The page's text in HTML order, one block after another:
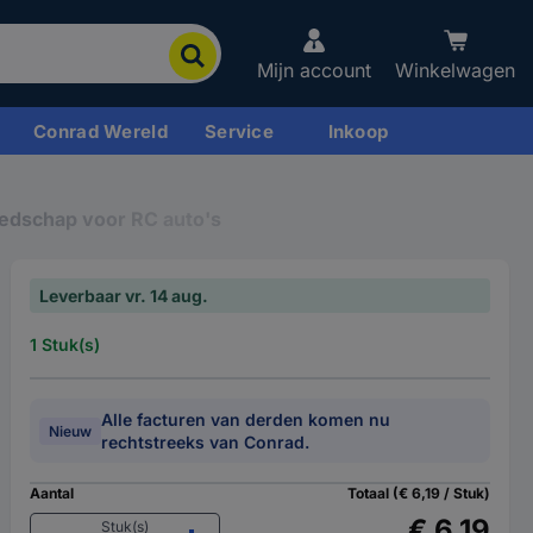
Mijn account Winkelwagen
Conrad Wereld Service Inkoop
voor RC auto's
Leverbaar vr. 14 aug.
1 Stuk(s)
Nieuw
Alle facturen van derden komen nu
rechtstreeks van Conrad.
Aantal
Stuk(s)
Totaal (€ 6,19 / Stuk)